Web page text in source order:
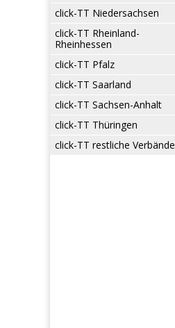
click-TT Niedersachsen
click-TT Rheinland-
Rheinhessen
click-TT Pfalz
click-TT Saarland
click-TT Sachsen-Anhalt
click-TT Thüringen
click-TT restliche Verbände